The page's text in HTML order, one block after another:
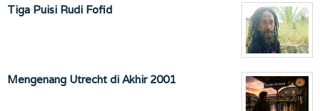
Tiga Puisi Rudi Fofid
Mengenang Utrecht di Akhir 2001